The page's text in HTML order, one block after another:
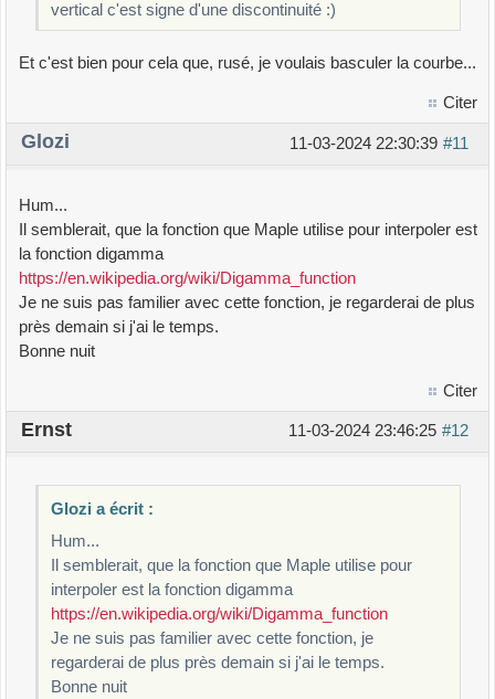
vertical c'est signe d'une discontinuité :)
Et c'est bien pour cela que, rusé, je voulais basculer la courbe...
Citer
#11
11-03-2024 22:30:39
Glozi
Hum...
Il semblerait, que la fonction que Maple utilise pour interpoler est
la fonction digamma
https://en.wikipedia.org/wiki/Digamma_function
Je ne suis pas familier avec cette fonction, je regarderai de plus
près demain si j'ai le temps.
Bonne nuit
Citer
#12
11-03-2024 23:46:25
Ernst
Glozi a écrit :
Hum...
Il semblerait, que la fonction que Maple utilise pour
interpoler est la fonction digamma
https://en.wikipedia.org/wiki/Digamma_function
Je ne suis pas familier avec cette fonction, je
regarderai de plus près demain si j'ai le temps.
Bonne nuit